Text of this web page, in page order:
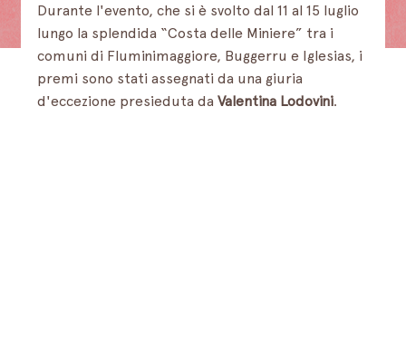
Durante l'evento, che si è svolto dal 11 al 15 luglio
lungo la splendida “Costa delle Miniere” tra i
comuni di Fluminimaggiore, Buggerru e Iglesias, i
premi sono stati assegnati da una giuria
d'eccezione presieduta da Valentina Lodovini.